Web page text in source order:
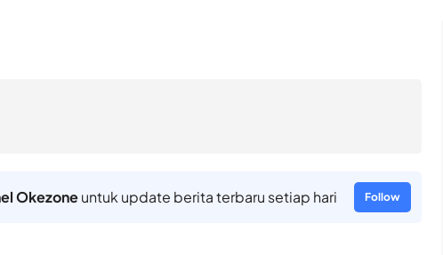
Okezoneuntuk update berita terbaru setiap hari Follow